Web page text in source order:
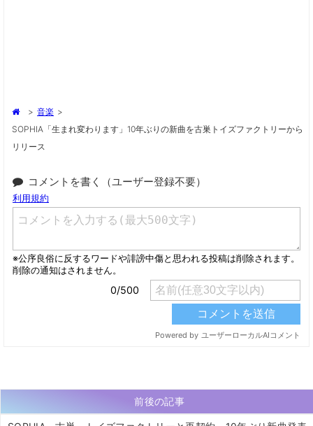
> 音楽 >
SOPHIA「生まれ変わります」10年ぶりの新曲を古巣トイズファクトリーから
リリース
コメントを書く（ユーザー登録不要）
前後の記事